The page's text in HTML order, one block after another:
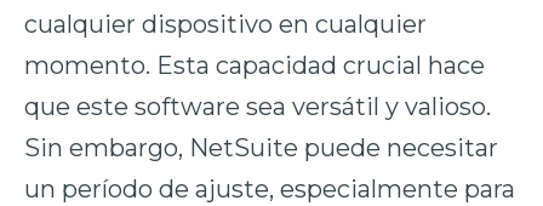
cualquier dispositivo en cualquier
momento. Esta capacidad crucial hace
que este software sea versátil y valioso.
Sin embargo, NetSuite puede necesitar
un período de ajuste, especialmente para